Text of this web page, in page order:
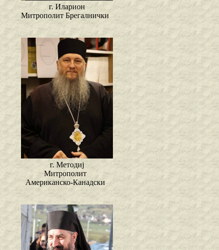
г. Иларион
Митрополит Брегалнички
г. Методиј
Митрополит
Американско-Канадски